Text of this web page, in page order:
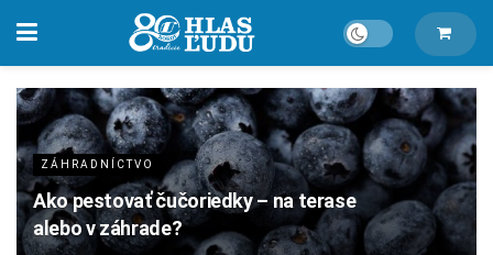
ZÁHRADNÍCTVO
Ako pestovať čučoriedky – na terase
alebo v záhrade?